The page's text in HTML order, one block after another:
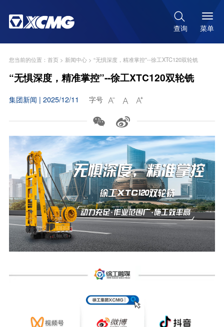

查询 菜单
您当前的位置： 首页 > 新闻中心> “无惧深度，精准掌控”--徐工XTC120双轮铣
“无惧深度，精准掌控”--徐工XTC120双轮铣
集团新闻 | 2025/12/11 字号   
 